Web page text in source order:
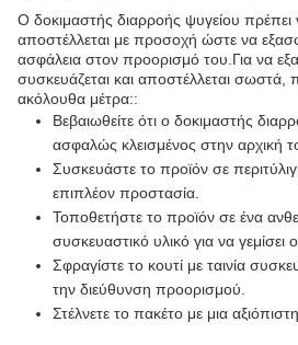
Ο δοκιμαστής διαρροής ψυγείου πρέπει
αποστέλλεται με προσοχή ώστε να
ασφάλεια στον προορισμό του.Για να
συσκευάζεται και αποστέλλεται σωστά,
ακόλουθα μέτρα::
Βεβαιωθείτε ότι ο δοκιμαστής
ασφαλώς κλεισμένος στην αρχική
Συσκευάστε το προϊόν σε
επιπλέον προστασία.
Τοποθετήστε το προϊόν σε ένα
συσκευαστικό υλικό για να γεμίσει
Σφραγίστε το κουτί με ταινία
την διεύθυνση προορισμού.
Στέλνετε το πακέτο με μια